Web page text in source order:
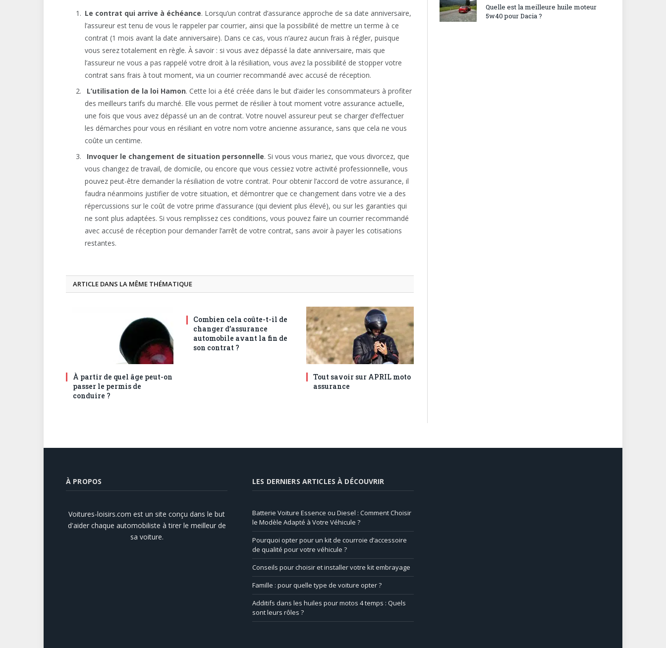
Le contrat qui arrive à échéance. Lorsqu’un contrat d’assurance approche de sa date anniversaire,
l’assureur est tenu de vous le rappeler par courrier, ainsi que la possibilité de mettre un terme à ce
contrat (1 mois avant la date anniversaire). Dans ce cas, vous n’aurez aucun frais à régler, puisque
vous serez totalement en règle. À savoir : si vous avez dépassé la date anniversaire, mais que
l’assureur ne vous a pas rappelé votre droit à la résiliation, vous avez la possibilité de stopper votre
contrat sans frais à tout moment, via un courrier recommandé avec accusé de réception.
L’utilisation de la loi Hamon. Cette loi a été créée dans le but d’aider les consommateurs à profiter
des meilleurs tarifs du marché. Elle vous permet de résilier à tout moment votre assurance actuelle,
une fois que vous avez dépassé un an de contrat. Votre nouvel assureur peut se charger d’effectuer
les démarches pour vous en résiliant en votre nom votre ancienne assurance, sans que cela ne vous
coûte un centime.
Invoquer le changement de situation personnelle. Si vous vous mariez, que vous divorcez, que
vous changez de travail, de domicile, ou encore que vous cessiez votre activité professionnelle, vous
pouvez peut-être demander la résiliation de votre contrat. Pour obtenir l’accord de votre assurance, il
faudra néanmoins justifier de votre situation, et démontrer que ce changement dans votre vie a des
répercussions sur le coût de votre prime d’assurance (qui devient plus élevé), ou sur les garanties qui
ne sont plus adaptées. Si vous remplissez ces conditions, vous pouvez faire un courrier recommandé
avec accusé de réception pour demander l’arrêt de votre contrat, sans avoir à payer les cotisations
restantes.
ARTICLE DANS LA MÊME THÉMATIQUE
À partir de quel âge peut-on
passer le permis de
conduire ?
Combien cela coûte-t-il de
changer d’assurance
automobile avant la fin de
son contrat ?
Tout savoir sur APRIL moto
assurance
Quelle est la meilleure huile moteur
5w40 pour Dacia ?
À PROPOS
Voitures-loisirs.com est un site conçu dans le but
d'aider chaque automobiliste à tirer le meilleur de
sa voiture.
LES DERNIERS ARTICLES À DÉCOUVRIR
Batterie Voiture Essence ou Diesel : Comment Choisir
le Modèle Adapté à Votre Véhicule ?
Pourquoi opter pour un kit de courroie d’accessoire
de qualité pour votre véhicule ?
Conseils pour choisir et installer votre kit embrayage
Famille : pour quelle type de voiture opter ?
Additifs dans les huiles pour motos 4 temps : Quels
sont leurs rôles ?